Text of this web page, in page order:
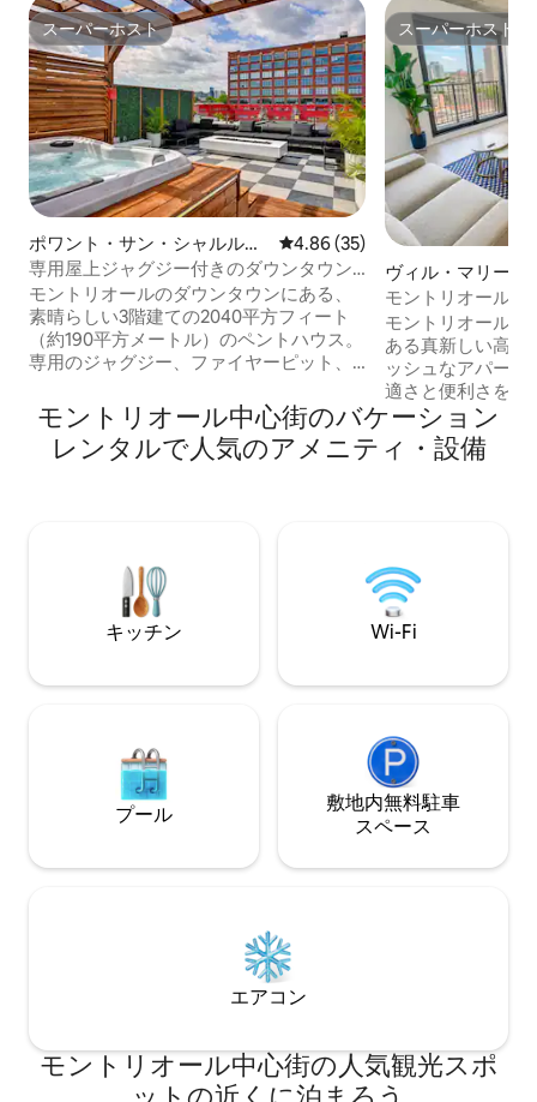
スーパーホスト
スーパーホスト
ポワント・サン・シャルルの
コンドミニアム
レビュー35件、5つ星中4.86つ
4.86 (35)
専用屋上ジャグジー付きのダウンタウン
のペントハウス
モントリオールのダウンタウンにある、
素晴らしい3階建ての2040平方フィート
（約190平方メートル）のペントハウス。
専用のジャグジー、ファイヤーピット、
た、800平方フィートの専用ルーフトッ
プ。広いキッチン、ダイニングエリア、
リビングルームを備えた非常に広々とし
イフ、ジムなどに近い絶好のロケーショ
ンです。屋外の屋上とジャグジーは季節
限定でご利用いただけますので、ご了承
ください。
スーパーホスト
スーパーホスト
ヴィル・マリーの
アパート
モントリオールの
築の高層コンドミ
モントリオールの
ある真新しい高級
ッシュなアパート
適さと便利さを念
部屋には、モダン
備の整ったキッ
ーム、そしてたっ
のお客様、カップ
す。
モントリオール中心街のバケーション
レンタルで人気のアメニティ・設備
キッチン Wi-Fi
プール
敷地内無料駐⁠車
ス⁠ペ⁠ー⁠ス
エアコン
モントリオール中心街の人気観光スポ